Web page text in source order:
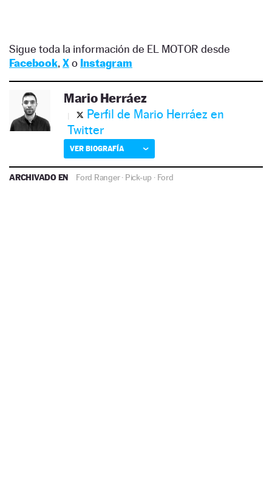
Sigue toda la información de EL MOTOR desde
Facebook, Xo Instagram
Mario Herráez
Perfil de Mario Herráez en
Twitter
VER BIOGRAFÍA
ARCHIVADO EN Ford Ranger· Pick-up · Ford